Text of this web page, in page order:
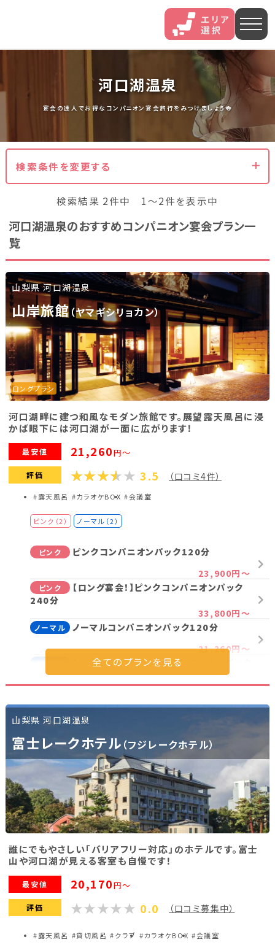
石和 伊香保 熱海
鬼怒川
いわき湯本 越後湯沢
山中 あわら 菊池
北海道(13) 岩手県(3) 山形県(3)
宮城県(8)
福島県(26)
関東
栃木県(17) 群馬県(25)
茨城県(4)
埼玉県(1)
東京都(9)
千葉県(14)
神奈川県(14)
東海
静岡県(44) 愛知県(15)
岐阜県(5)
三重県(9)
石川県(7)
福井県(3)
関西
滋賀県(2) 大阪府(2) 兵庫県(2)
香川県(1) 愛媛県(1)
九州・沖縄
福岡県(2) 熊本県(2)
河口湖温泉
宴会の達人でお得なコンパニオン宴会旅行をみつけましょう🍻
検索条件を変更する
検索結果 2件中 1～2件を表示中
河口湖温泉のおすすめコンパニオン宴会プラン一
覧
山梨県 河口湖温泉
山岸旅館（ヤマギシリョカン）
ロングプラン
河口湖畔に建つ和風なモダン旅館です。展望露天風呂に浸
かば眼下には河口湖が一面に広がります！
最安値 21,260円～
評価 3.5 （口コミ4件）
#露天風呂 #カラオケBOX #会議室
ピンク（2） ノーマル（2）
ピンク
ピンクコンパニオンパック120分
23,900円～
ピンク
【ロング宴会！】ピンクコンパニオンパック
240分
33,800円～
ノーマル
ノーマルコンパニオンパック120分
21,260円～
【ロング宴会！】ノーマルコンパニオンパック
240分
28,520円～
山梨県 河口湖温泉
富士レークホテル （フジレークホテル）
誰にでもやさしい「バリアフリー対応」のホテルです。富士
山や河口湖が見える客室も自慢です！
最安値 20,170円～
評価 0.0 （口コミ募集中）
#露天風呂 #貸切風呂 #クラブ #カラオケBOX #会議室